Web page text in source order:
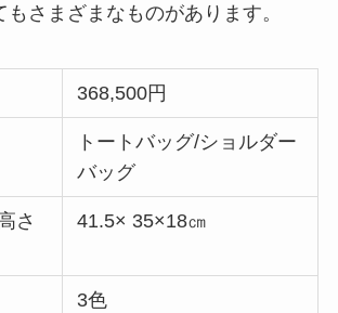
さまざまなものがあります。
368,500円
トートバッグ/ショルダー
バッグ
さ
41.5× 35×18㎝
3色